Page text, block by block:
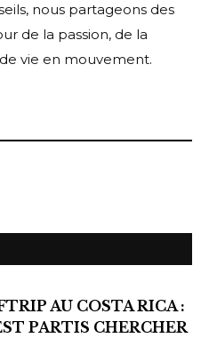
nous partageons des
de la passion, de la
vie en mouvement.
AU COSTA RICA :
PARTIS CHERCHER